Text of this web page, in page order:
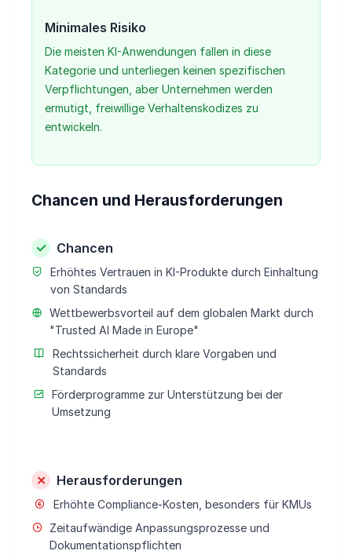
Minimales Risiko
Die meisten KI-Anwendungen fallen in diese
Kategorie und unterliegen keinen spezifischen
Verpflichtungen, aber Unternehmen werden
ermutigt, freiwillige Verhaltenskodizes zu
entwickeln.
Chancen und Herausforderungen
Chancen
Erhöhtes Vertrauen in KI-Produkte durch Einhaltung
von Standards
Wettbewerbsvorteil auf dem globalen Markt durch
"Trusted AI Made in Europe"
Rechtssicherheit durch klare Vorgaben und
Standards
Förderprogramme zur Unterstützung bei der
Umsetzung
Herausforderungen
Erhöhte Compliance-Kosten, besonders für KMUs
Zeitaufwändige Anpassungsprozesse und
Dokumentationspflichten